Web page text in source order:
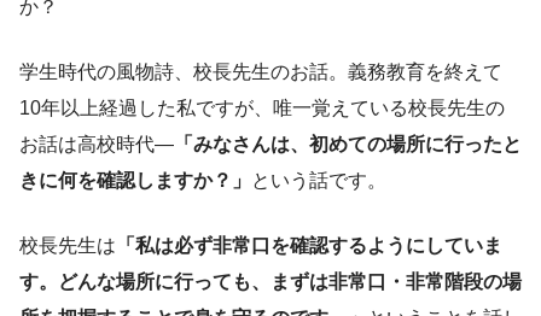
か？
学生時代の風物詩、校長先生のお話。義務教育を終えて
10年以上経過した私ですが、唯一覚えている校長先生の
お話は高校時代― 「みなさんは、初めての場所に行ったと
きに何を確認しますか？」 という話です。
校長先生は 「私は必ず非常口を確認するようにしていま
す。どんな場所に行っても、まずは非常口・非常階段の場